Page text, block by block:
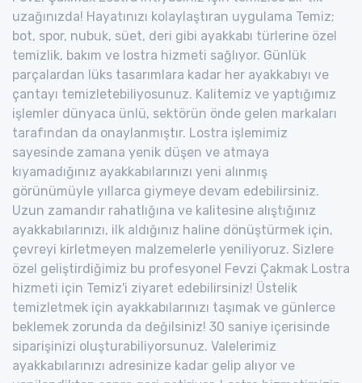
uzağınızda! Hayatınızı kolaylaştıran uygulama Temiz;
bot, spor, nubuk, süet, deri gibi ayakkabı türlerine özel
temizlik, bakım ve lostra hizmeti sağlıyor. Günlük
parçalardan lüks tasarımlara kadar her ayakkabıyı ve
çantayı temizletebiliyosunuz. Kalitemiz ve yaptığımız
işlemler dünyaca ünlü, sektörün önde gelen markaları
tarafından da onaylanmıştır. Lostra işlemimiz
sayesinde zamana yenik düşen ve atmaya
kıyamadığınız ayakkabılarınızı yeni alınmış
görünümüyle yıllarca giymeye devam edebilirsiniz.
Uzun zamandır rahatlığına ve kalitesine alıştığınız
ayakkabılarınızı, ilk aldığınız haline dönüştürmek için,
çevreyi kirletmeyen malzemelerle yeniliyoruz. Sizlere
özel geliştirdiğimiz bu profesyonel Fevzi Çakmak Lostra
hizmeti için Temiz'i ziyaret edebilirsiniz! Üstelik
temizletmek için ayakkabılarınızı taşımak ve günlerce
beklemek zorunda da değilsiniz! 30 saniye içerisinde
siparişinizi oluşturabiliyorsunuz. Valelerimiz
ayakkabılarınızı adresinize kadar gelip alıyor ve